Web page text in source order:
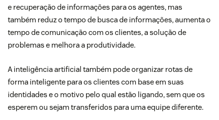
e recuperação de informações para os agentes, mas
também reduz o tempo de busca de informações, aumenta o
tempo de comunicação com os clientes, a solução de
problemas e melhora a produtividade.
A inteligência artificial também pode organizar rotas de
forma inteligente para os clientes com base em suas
identidades e o motivo pelo qual estão ligando, sem que os
esperem ou sejam transferidos para uma equipe diferente.